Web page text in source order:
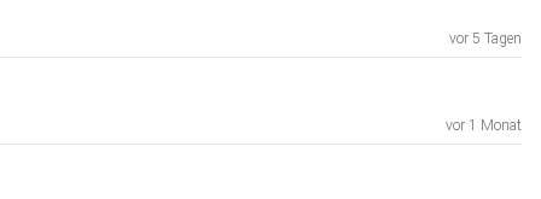
vor 5 Tagen
vor 1 Monat